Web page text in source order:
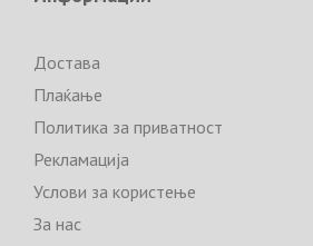
Достава
Плаќање
Политика за приватност
Рекламација
Услови за користење
За нас